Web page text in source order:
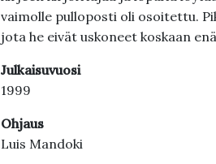
vaimolle pulloposti oli osoitettu.
jota he eivät uskoneet koskaan
Julkaisuvuosi
1999
Ohjaus
Luis Mandoki